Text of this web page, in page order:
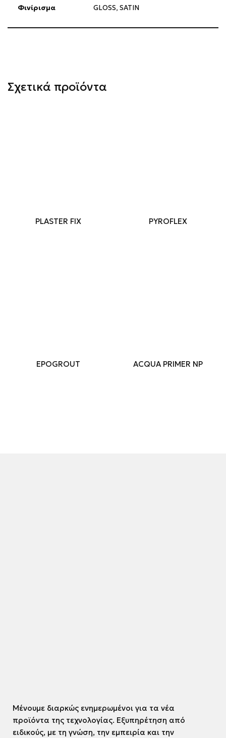
Φινίρισμα GLOSS, SATIN
Σχετικά προϊόντα
PLASTER FIX PYROFLEX
EPOGROUT ACQUA PRIMER NP
Μένουμε διαρκώς ενημερωμένοι για τα νέα
προϊόντα της τεχνολογίας. Εξυπηρέτηση από
ειδικούς, με τη γνώση, την εμπειρία και την